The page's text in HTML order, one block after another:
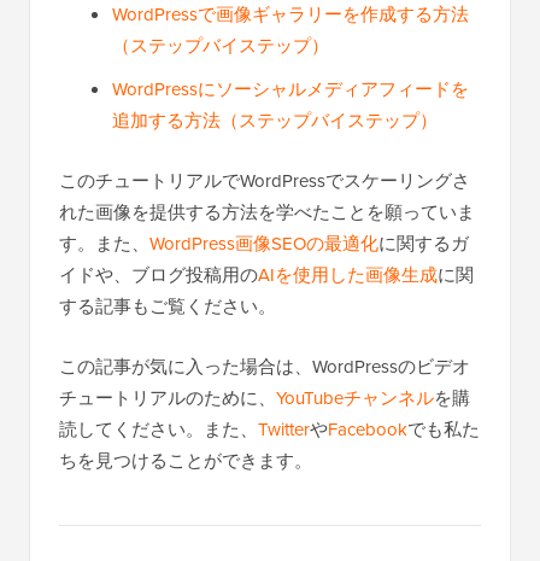
WordPressで画像ギャラリーを作成する方法
（ステップバイステップ）
WordPressにソーシャルメディアフィードを
追加する方法（ステップバイステップ）
このチュートリアルでWordPressでスケーリングさ
れた画像を提供する方法を学べたことを願っていま
す。また、 WordPress画像SEOの最適化に関するガ
イドや、ブログ投稿用のAIを使用した画像生成に関
する記事もご覧ください。
この記事が気に入った場合は、WordPressのビデオ
チュートリアルのために、 YouTubeチャンネルを購
読してください。また、 TwitterやFacebookでも私た
ちを見つけることができます。